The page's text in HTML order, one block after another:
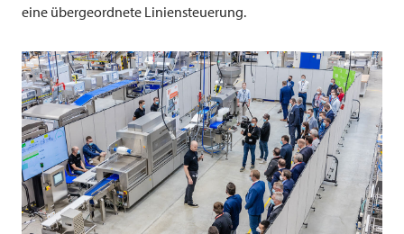
eine übergeordnete Liniensteuerung.